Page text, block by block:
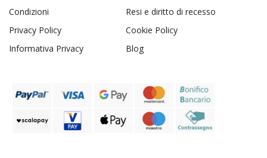
Condizioni
Resi e diritto di recesso
Privacy Policy
Cookie Policy
Informativa Privacy
Blog